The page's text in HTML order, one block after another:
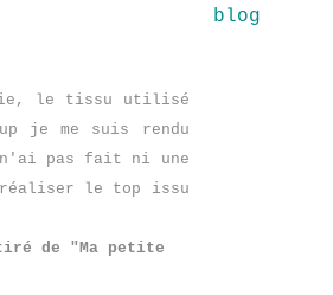
le tissu utilisé
je me suis rendu
n'ai pas fait ni une
le top issu
de "Ma petite
blog